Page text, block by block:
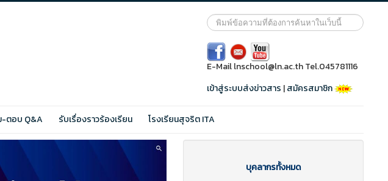
พิมพ์
ข้อความ
ที่
ต้องการ
ค้นหา
เว็บ
E-Mail lnschool@ln.ac.th Tel.045781116
เข้าสู่ระบบส่งข่าวสาร |สมัครสมาชิก
-ตอบ Q&A รับเรื่องราวร้องเรียน โรงเรียนสุจริต ITA
บุคลากรทั้งหมด